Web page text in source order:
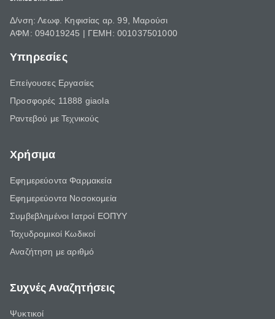
Δ/νση: Λεωφ. Κηφισίας αρ. 99, Μαρούσι
ΑΦΜ: 094019245 | ΓΕΜΗ: 001037501000
Υπηρεσίες
Επείγουσες Εργασίες
Προσφορές 11888 giaola
Ραντεβού με Τεχνικούς
Χρήσιμα
Εφημερεύοντα Φαρμακεία
Εφημερεύοντα Νοσοκομεία
Συμβεβλημένοι Ιατροί ΕΟΠΥΥ
Ταχυδρομικοί Κωδικοί
Αναζήτηση με αριθμό
Συχνές Αναζητήσεις
Ψυκτικοί